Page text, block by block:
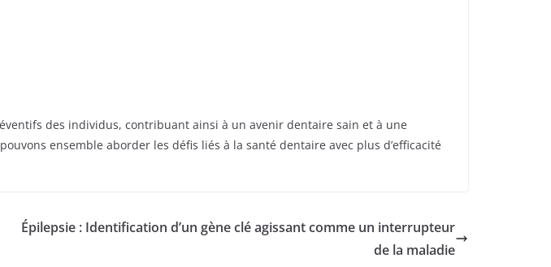
des individus, contribuant ainsi à un avenir dentaire sain et à une
ensemble aborder les défis liés à la santé dentaire avec plus d’efficacité
Épilepsie : Identification d’un gène clé agissant comme un interrupteur
de la maladie